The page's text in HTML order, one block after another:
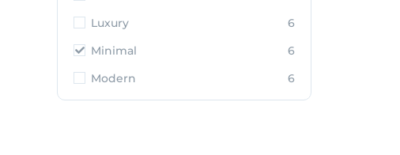
Luxury
6
Minimal
6
Modern
6